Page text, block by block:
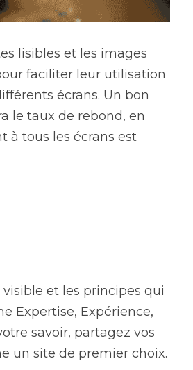
lisibles et les images
faciliter leur utilisation
écrans. Un bon
le taux de rebond, en
à tous les écrans est
et les principes qui
Expertise, Expérience,
savoir, partagez vos
un site de premier choix.